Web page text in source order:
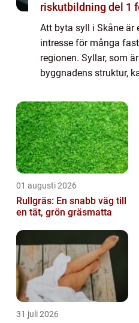
riskutbildning del 1
Att byta syll i Skåne är
intresse för många
regionen. Syllar, som
byggnadens struktur,
01 augusti 2026
Rullgräs: En snabb väg till
en tät, grön gräsmatta
31 juli 2026